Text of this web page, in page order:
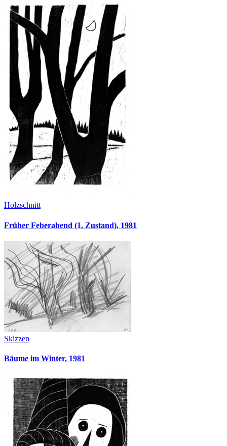
Holzschnitt
Früher Feberabend (1. Zustand), 1981
Skizzen
Bäume im Winter, 1981